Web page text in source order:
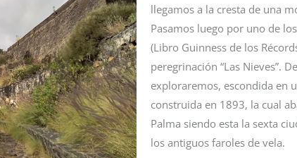
llegamos a la cresta de una
Pasamos luego por uno de
(Libro Guinness de los
peregrinación “Las Nieves”.
exploraremos, escondida en
construida en 1893, la cual
Palma siendo esta la sexta
los antiguos faroles de vela.